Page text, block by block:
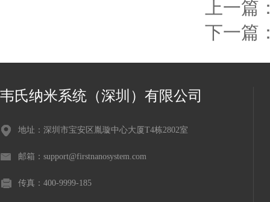
上一篇
下一篇
韦氏纳米系统（深圳）有限公司
地址：深圳市宝安区胤璇中心大厦T4栋2802室
邮箱：support@firstnanosystem.com
传真：400-9999-185